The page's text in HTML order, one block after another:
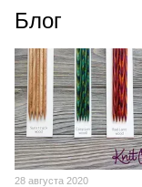
Блог
28 августа 2020